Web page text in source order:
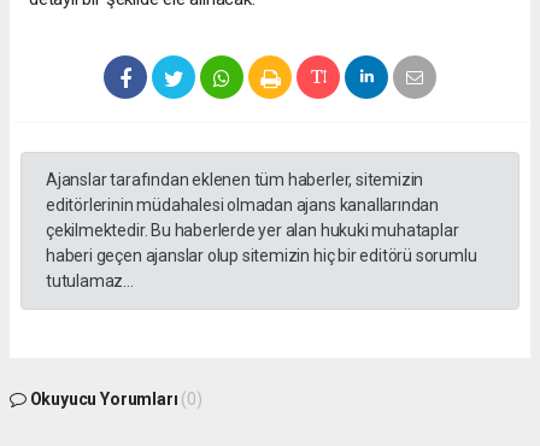
Ajanslar tarafından eklenen tüm haberler, sitemizin
editörlerinin müdahalesi olmadan ajans kanallarından
çekilmektedir. Bu haberlerde yer alan hukuki muhataplar
haberi geçen ajanslar olup sitemizin hiç bir editörü sorumlu
tutulamaz...
Okuyucu Yorumları (0)